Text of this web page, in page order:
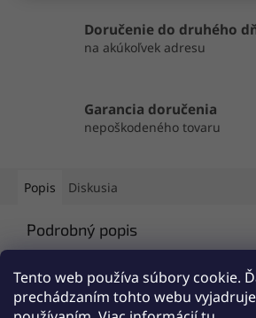
Tento web používa súbory cookie.
prechádzaním tohto webu
Doručenie do druhého
na akúkoľvek adresu
Garancia doručenia
nepoškodeného tovaru
Popis Diskusia
Podrobný popis